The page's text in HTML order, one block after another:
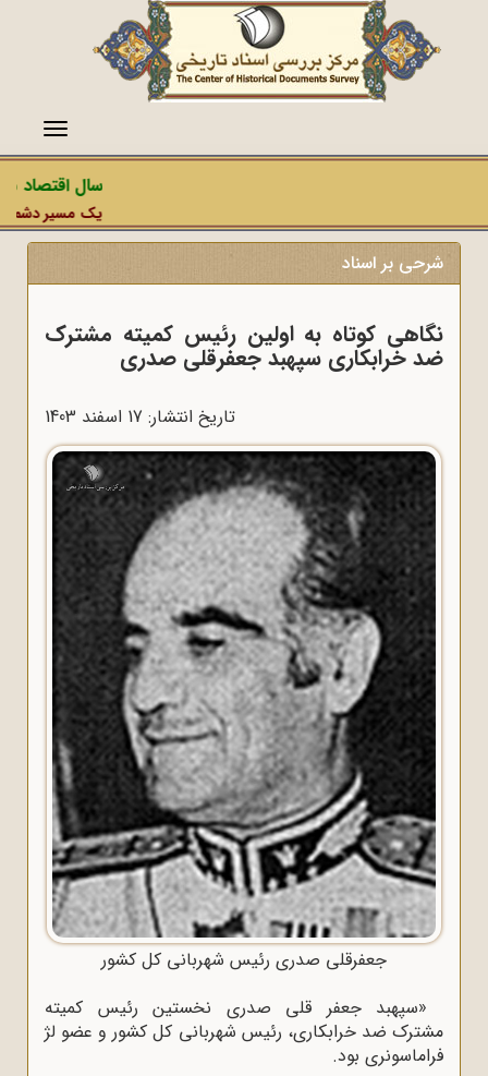
منو
سال اقتصاد
یک مسیر دشمن،
شرحی بر اسناد
نگاهی کوتاه به اولین رئیس کمیته مشترک
ضد خرابکاری سپهبد جعفرقلی صدری
تاریخ انتشار: 17 اسفند 1403
جعفرقلی صدری رئیس شهربانی کل کشور
«سپهبد جعفر قلی صدری نخستین رئیس کمیته
مشترک ضد خرابکاری، رئیس شهربانی کل کشور و عضو لژ
فراماسونری بود.